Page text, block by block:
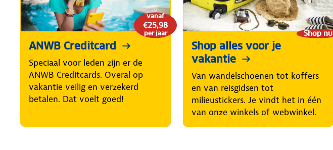
vanaf
€25,98
per jaar
ANWB Creditcard
Speciaal voor leden zijn er de
ANWB Creditcards. Overal op
vakantie veilig en verzekerd
betalen. Dat voelt goed!
Shop nu
Shop alles voor je
vakantie
Van wandelschoenen tot koffers
en van reisgidsen tot
milieustickers. Je vindt het in één
van onze winkels of webwinkel.